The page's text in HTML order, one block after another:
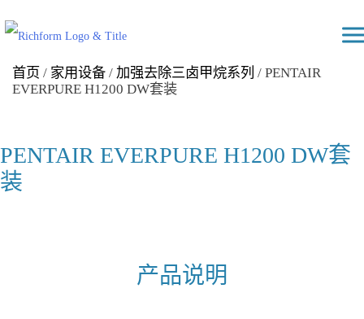
to
content
首页 / 家用设备 / 加强去除三卤甲烷系列 / PENTAIR
EVERPURE H1200 DW套装
PENTAIR EVERPURE H1200 DW套
装
产品说明